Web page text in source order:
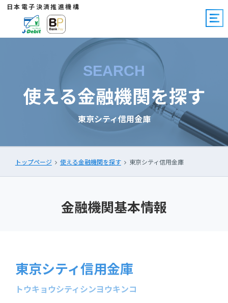
日本電子決済推進機構
SEARCH
使える金融機関を探す
東京シティ信用金庫
トップページ 使える金融機関を探す 東京シティ信用金庫
金融機関基本情報
東京シティ信用金庫
トウキョウシティシンヨウキンコ